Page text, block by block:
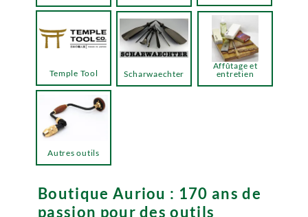
Boutique Auriou : 170 ans de
passion pour des outils
Temple Tool
Autres outils
Scharwaechter
Affûtage et
entretien